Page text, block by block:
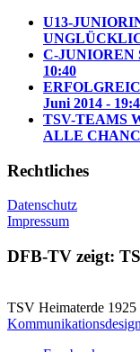
U13-
C-JUNIOREN
10:40
Juni 2014 -
TSV-TEAMS
ALLE
Rechtliches
Datenschutz
Impressum
DFB-TV zeigt:
TSV Heimaterde 1925